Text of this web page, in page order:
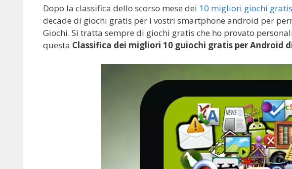
Dopo la classifica dello scorso mese dei 10 migliori giochi
decade di giochi gratis per i vostri smartphone android per
Giochi. Si tratta sempre di giochi gratis che ho provato
questa Classifica dei migliori 10 guiochi gratis per Android